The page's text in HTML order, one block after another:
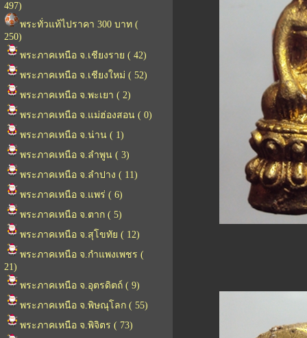
497)
พระทั่วแท้ไปราคา 300 บาท (
250)
พระภาคเหนือ จ.เชียงราย ( 42)
พระภาคเหนือ จ.เชียงใหม่ ( 52)
พระภาคเหนือ จ.พะเยา ( 2)
พระภาคเหนือ จ.แม่ฮ่องสอน ( 0)
พระภาคเหนือ จ.น่าน ( 1)
พระภาคเหนือ จ.ลำพูน ( 3)
พระภาคเหนือ จ.ลำปาง ( 11)
พระภาคเหนือ จ.แพร่ ( 6)
พระภาคเหนือ จ.ตาก ( 5)
พระภาคเหนือ จ.สุโขทัย ( 12)
พระภาคเหนือ จ.กำแพงเพชร (
21)
พระภาคเหนือ จ.อุตรดิตถ์ ( 9)
พระภาคเหนือ จ.พิษณุโลก ( 55)
พระภาคเหนือ จ.พิจิตร ( 73)